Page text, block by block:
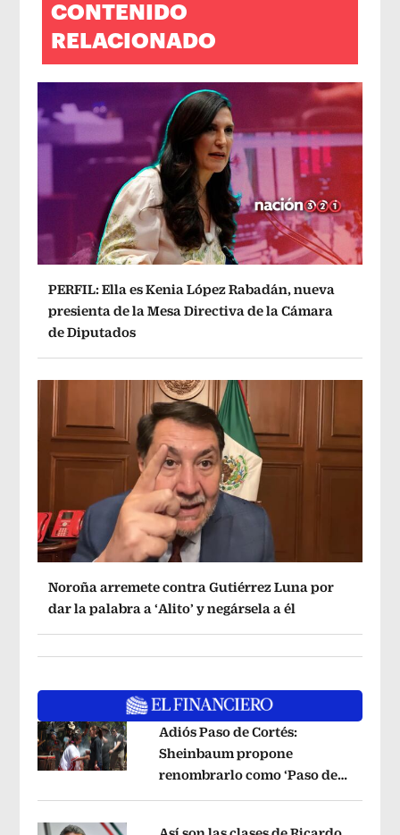
CONTENIDO
RELACIONADO
PERFIL: Ella es Kenia López Rabadán, nueva
presienta de la Mesa Directiva de la Cámara
de Diputados
Noroña arremete contra Gutiérrez Luna por
dar la palabra a ‘Alito’ y negársela a él
Opens in new window
Adiós Paso de Cortés:
Sheinbaum propone
renombrarlo como ‘Paso de